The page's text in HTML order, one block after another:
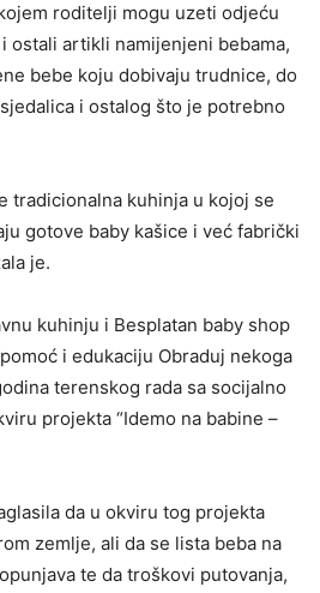
roditelji mogu uzeti odjeću
ostali artikli namijenjeni bebama,
bebe koju dobivaju trudnice, do
i ostalog što je potrebno
tradicionalna kuhinja u kojoj se
gotove baby kašice i već fabrički
je.
kuhinju i Besplatan baby shop
i edukaciju Obraduj nekoga
terenskog rada sa socijalno
projekta “Idemo na babine –
da u okviru tog projekta
zemlje, ali da se lista beba na
te da troškovi putovanja,